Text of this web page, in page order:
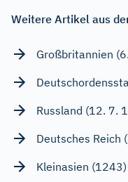
Weitere Artikel aus
Großbritannien
Russland (12. 7.
Deutsches Reich
Kleinasien (1243)